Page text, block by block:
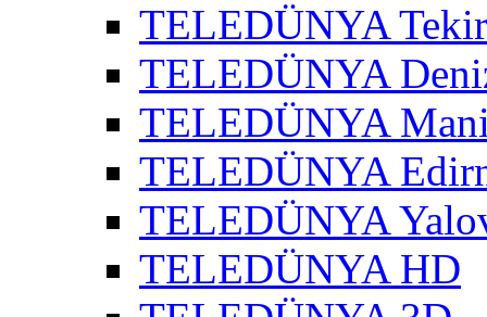
TELEDÜNYA
TELEDÜNYA
TELEDÜNYA
TELEDÜNYA
TELEDÜNYA
TELEDÜNYA HD